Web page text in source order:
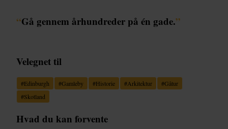
“Gå gennem århundreder på én gade.”
Velegnet til
#Edinburgh #Gamleby #Historie #Arkitektur #Gåtur
#Skotland
Hvad du kan forvente